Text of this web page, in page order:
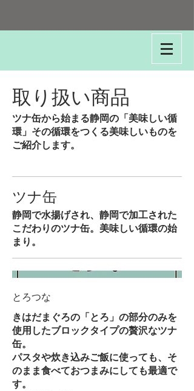
取り扱い商品
ツナ缶から始まる静岡の「美味しい循
環」その循環をつくる美味しいものを
ご紹介します。
ツナ缶
静岡で水揚げされ、静岡で加工された
こだわりのツナ缶。美味しい循環の始
まり。
とろつな
きはだまぐろの「とろ」の部分のみを
使用したブロックタイプの贅沢なツナ
缶。
パスタや炊き込みご飯に使っても、そ
のまま食べておつまみにしても最適で
す。